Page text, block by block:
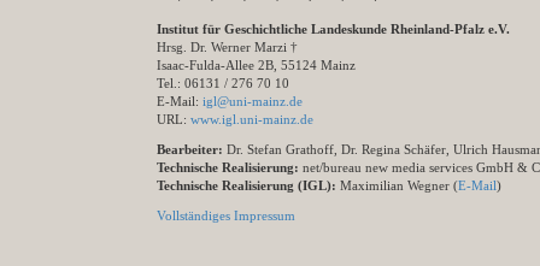
Institut für Geschichtliche Landeskunde Rheinland-Pfalz e.V.
Hrsg. Dr. Werner Marzi †
Isaac-Fulda-Allee 2B, 55124 Mainz
Tel.: 06131 / 276 70 10
E-Mail: igl@uni-mainz.de
URL: www.igl.uni-mainz.de
Bearbeiter: Dr. Stefan Grathoff, Dr. Regina Schäfer, Ulrich
Technische Realisierung: net/bureau new media services GmbH &
Technische Realisierung (IGL): Maximilian Wegner (E-Mail)
Vollständiges Impressum